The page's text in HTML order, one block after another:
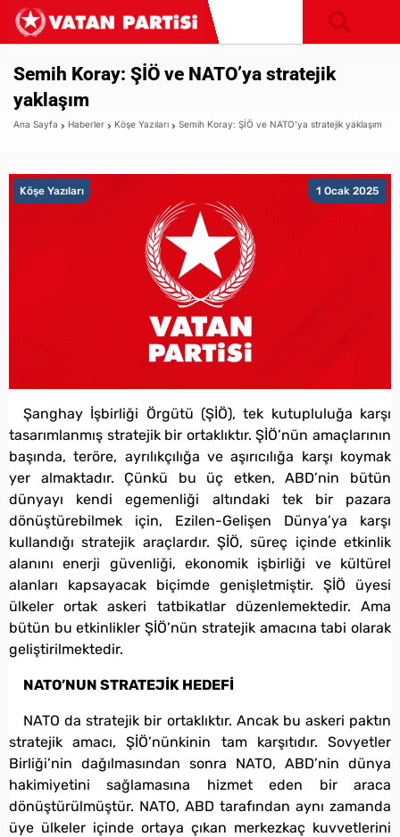
Semih Koray: ŞİÖ ve NATO’ya stratejik
yaklaşım
Ana Sayfa Haberler Köşe Yazıları Semih Koray: ŞİÖ ve NATO’ya stratejik yaklaşım
1 Ocak 2025
Köşe Yazıları
Şanghay İşbirliği Örgütü (ŞİÖ), tek kutupluluğa karşı
tasarımlanmış stratejik bir ortaklıktır. ŞİÖ’nün amaçlarının
başında, teröre, ayrılıkçılığa ve aşırıcılığa karşı koymak
yer almaktadır. Çünkü bu üç etken, ABD’nin bütün
dünyayı kendi egemenliği altındaki tek bir pazara
dönüştürebilmek için, Ezilen-Gelişen Dünya’ya karşı
kullandığı stratejik araçlardır. ŞİÖ, süreç içinde etkinlik
alanını enerji güvenliği, ekonomik işbirliği ve kültürel
alanları kapsayacak biçimde genişletmiştir. ŞİÖ üyesi
ülkeler ortak askeri tatbikatlar düzenlemektedir. Ama
bütün bu etkinlikler ŞİÖ’nün stratejik amacına tabi olarak
geliştirilmektedir.
NATO’NUN STRATEJİK HEDEFİ
NATO da stratejik bir ortaklıktır. Ancak bu askeri paktın
stratejik amacı, ŞİÖ’nünkinin tam karşıtıdır. Sovyetler
Birliği’nin dağılmasından sonra NATO, ABD’nin dünya
hakimiyetini sağlamasına hizmet eden bir araca
dönüştürülmüştür. NATO, ABD tarafından aynı zamanda
üye ülkeler içinde ortaya çıkan merkezkaç kuvvetlerini